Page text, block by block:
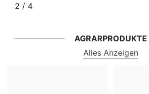
2 / von
4
AGRARPRODUKTE
Alles Anzeigen